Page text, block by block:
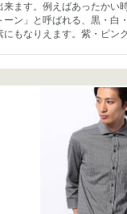
ます。例えばあったか
ン」と呼ばれる、黒・
もなりえます。紫・ピン